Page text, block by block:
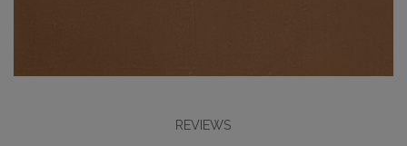
REVIEWS